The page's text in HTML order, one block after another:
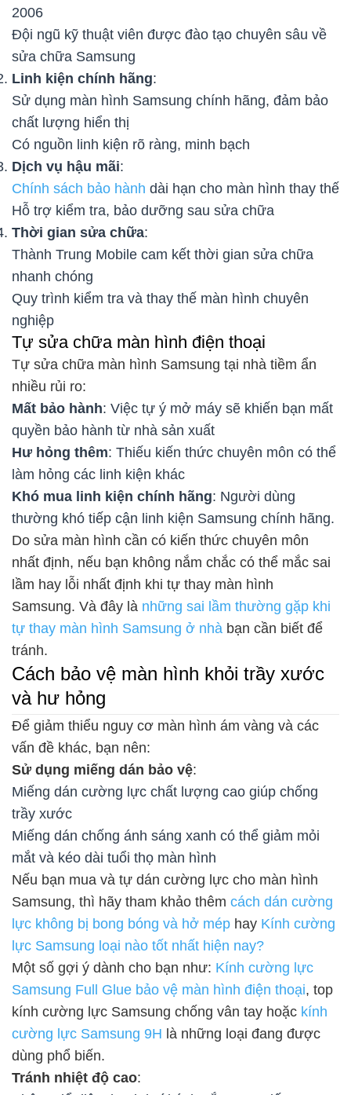
2006
Đội ngũ kỹ thuật viên được đào tạo chuyên sâu về
sửa chữa Samsung
Linh kiện chính hãng:
Sử dụng màn hình Samsung chính hãng, đảm bảo
chất lượng hiển thị
Có nguồn linh kiện rõ ràng, minh bạch
Dịch vụ hậu mãi:
Chính sách bảo hành dài hạn cho màn hình thay thế
Hỗ trợ kiểm tra, bảo dưỡng sau sửa chữa
Thời gian sửa chữa:
Thành Trung Mobile cam kết thời gian sửa chữa
nhanh chóng
Quy trình kiểm tra và thay thế màn hình chuyên
nghiệp
Tự sửa chữa màn hình điện thoại
Tự sửa chữa màn hình Samsung tại nhà tiềm ẩn
nhiều rủi ro:
Mất bảo hành: Việc tự ý mở máy sẽ khiến bạn mất
quyền bảo hành từ nhà sản xuất
Hư hỏng thêm: Thiếu kiến thức chuyên môn có thể
làm hỏng các linh kiện khác
Khó mua linh kiện chính hãng: Người dùng
thường khó tiếp cận linh kiện Samsung chính hãng.
Do sửa màn hình cần có kiến thức chuyên môn
nhất định, nếu bạn không nắm chắc có thể mắc sai
lầm hay lỗi nhất định khi tự thay màn hình
Samsung. Và đây là những sai lầm thường gặp khi
tự thay màn hình Samsung ở nhà bạn cần biết để
tránh.
Cách bảo vệ màn hình khỏi trầy xước
và hư hỏng
Để giảm thiểu nguy cơ màn hình ám vàng và các
vấn đề khác, bạn nên:
Sử dụng miếng dán bảo vệ:
Miếng dán cường lực chất lượng cao giúp chống
trầy xước
Miếng dán chống ánh sáng xanh có thể giảm mỏi
mắt và kéo dài tuổi thọ màn hình
Nếu bạn mua và tự dán cường lực cho màn hình
Samsung, thì hãy tham khảo thêm cách dán cường
lực không bị bong bóng và hở mép hay Kính cường
lực Samsung loại nào tốt nhất hiện nay?
Một số gợi ý dành cho bạn như: Kính cường lực
Samsung Full Glue bảo vệ màn hình điện thoại, top
kính cường lực Samsung chống vân tay hoặc kính
cường lực Samsung 9H là những loại đang được
dùng phổ biến.
Tránh nhiệt độ cao: